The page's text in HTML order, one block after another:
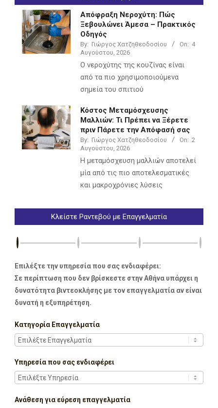
Απόφραξη Νεροχύτη: Πώς
Ξεβουλώνει Άμεσα – Πρακτικός
Οδηγός
By: Γιώργος Χατζηθεοδοσίου On: 4
Αυγούστου, 2026
Ο νεροχύτης της κουζίνας είναι
από τα πιο χρησιμοποιούμενα
σημεία του σπιτιού
Κόστος Μεταμόσχευσης
Μαλλιών: Τι Πρέπει να Ξέρετε
πριν Πάρετε την Απόφασή σας
By: Γιώργος Χατζηθεοδοσίου On: 2
Αυγούστου, 2026
Η μεταμόσχευση μαλλιών αποτελεί
μία από τις πιο αποτελεσματικές
και μακροχρόνιες λύσεις
Κλείστε Ραντεβού με Επαγγελματία
Επιλέξτε την υπηρεσία που σας ενδιαφέρει:
Σε περίπτωση που δεν βρίσκεστε στην Αθήνα υπάρχει η
δυνατότητα βιντεοκλήσης με τον επαγγελματία αν είναι
δυνατή η εξυπηρέτηση.
Κατηγορία Επαγγελματία
Υπηρεσία που σας ενδιαφέρει
Ανάθεση για εύρεση επαγγελματία